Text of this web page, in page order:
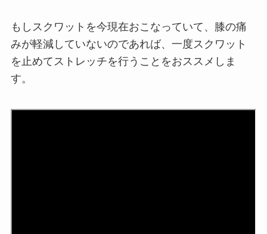
もしスクワットを今現在おこなっていて、膝の痛
みが軽減していないのであれば、一度スクワット
を止めてストレッチを行うことをおススメしま
す。